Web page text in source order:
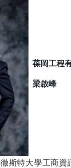
葆岡工程
梁啟峰
斯特大學工商資